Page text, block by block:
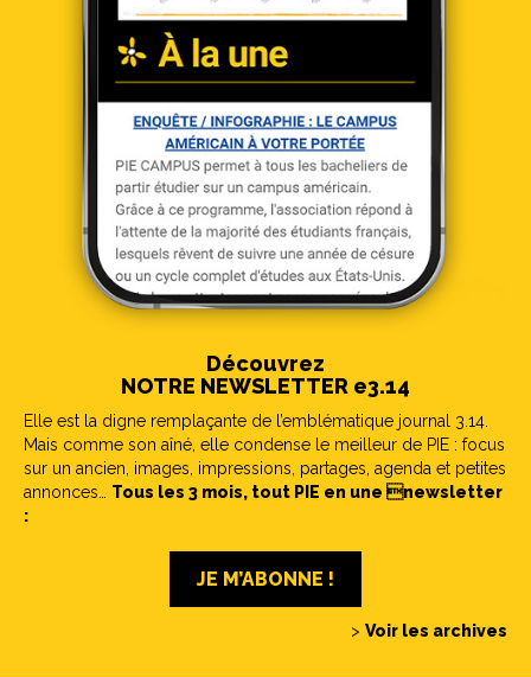
Découvrez
NOTRE NEWSLETTER e3.14
Elle est la digne remplaçante de l’emblématique journal 3.14.
Mais comme son aîné, elle condense le meilleur de PIE : focus
sur un ancien, images, impressions, partages, agenda et petites
annonces… Tous les 3 mois, tout PIE en une newsletter
:
JE M’ABONNE !
> Voir les archives